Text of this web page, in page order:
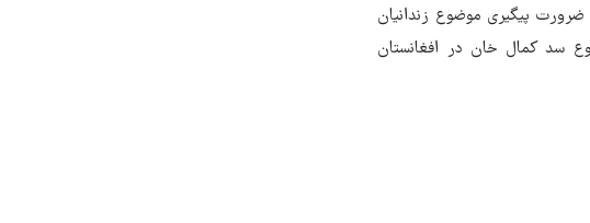
ضرورت پیگیری موضوع زندانیان
سد کمال خان در افغانستان